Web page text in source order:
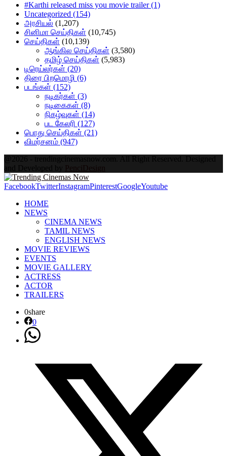
#Karthi released miss you movie trailer(1)
Uncategorized (154)
அரசியல் (1,207)
சினிமா செய்திகள் (10,745)
செய்திகள் (10,139)
ஆங்கில செய்திகள் (3,580)
தமிழ் செய்திகள் (5,983)
டிரெய்லர்கள் (20)
திரை பிறமொழி (6)
படங்கள் (152)
நடிகர்கள் (3)
நடிகைகள் (8)
நிகழ்வுகள் (14)
பட கேலரி (127)
பொது செய்திகள் (21)
விமர்சனம் (947)
@2026 - trendingcinemasnow.com. All Right Reserved. Designed
and Developed by PenciDesign
FacebookTwitterInstagramPinterestGoogleYoutube
HOME
NEWS
CINEMA NEWS
TAMIL NEWS
ENGLISH NEWS
MOVIE REVIEWS
EVENTS
MOVIE GALLERY
ACTRESS
ACTOR
TRAILERS
0share
0